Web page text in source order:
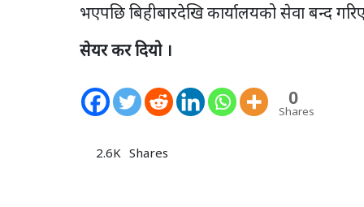
भएपछि बिहीबारदेखि कार्यालयको सेवा बन्द
सेयर कर दियो ।
0
Shares
2.6K Shares